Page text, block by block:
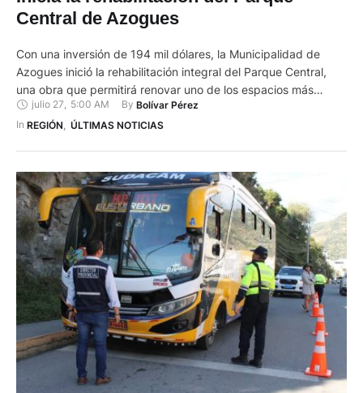
Central de Azogues
Con una inversión de 194 mil dólares, la Municipalidad de
Azogues inició la rehabilitación integral del Parque Central,
una obra que permitirá renovar uno de los espacios más
emblemáticos del cantón, luego de tres décadas sin recibir
una intervención integral. Los trabajos se ejecutarán en un
julio 27, 5:00 AM By Bolívar Pérez
In REGIÓN ÚLTIMAS NOTICIAS